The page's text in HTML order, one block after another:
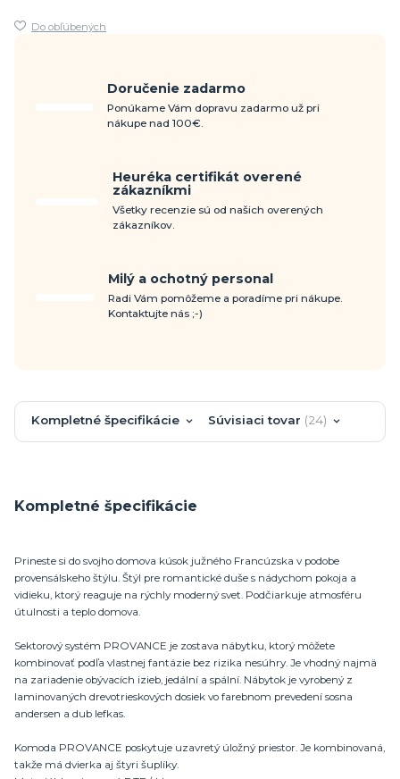
Do obľúbených
Doručenie zadarmo
Ponúkame Vám dopravu zadarmo už pri
nákupe nad 100€.
Heuréka certifikát overené
zákazníkmi
Všetky recenzie sú od našich overených
zákazníkov.
Milý a ochotný personal
Radi Vám pomôžeme a poradíme pri nákupe.
Kontaktujte nás ;-)
Kompletné špecifikácie Súvisiaci tovar 24
Kompletné špecifikácie
Prineste si do svojho domova kúsok južného Francúzska v podobe
provensálskeho štýlu. Štýl pre romantické duše s nádychom pokoja a
vidieku, ktorý reaguje na rýchly moderný svet. Podčiarkuje atmosféru
útulnosti a teplo domova.
Sektorový systém PROVANCE je zostava nábytku, ktorý môžete
kombinovať podľa vlastnej fantázie bez rizika nesúhry. Je vhodný najmä
na zariadenie obývacích izieb, jedální a spální. Nábytok je vyrobený z
laminovaných drevotrieskových dosiek vo farebnom prevedení sosna
andersen a dub lefkas.
Komoda PROVANCE poskytuje uzavretý úložný priestor. Je kombinovaná,
takže má dvierka aj štyri šuplíky.